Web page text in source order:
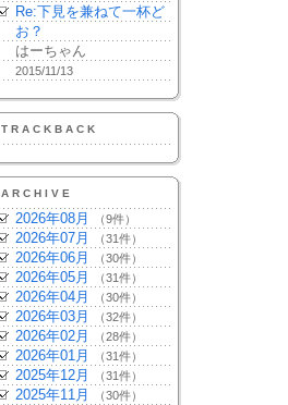
Re:下見を兼ねて一杯ど
お？
はーちゃん
2015/11/13
TRACKBACK
ARCHIVE
2026年08月 （9件）
2026年07月 （31件）
2026年06月 （30件）
2026年05月 （31件）
2026年04月 （30件）
2026年03月 （32件）
2026年02月 （28件）
2026年01月 （31件）
2025年12月 （31件）
2025年11月 （30件）